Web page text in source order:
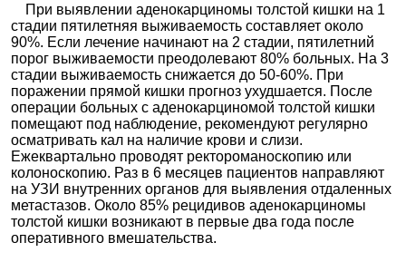
При выявлении аденокарциномы толстой кишки на 1
стадии пятилетняя выживаемость составляет около
90%. Если лечение начинают на 2 стадии, пятилетний
порог выживаемости преодолевают 80% больных. На 3
стадии выживаемость снижается до 50-60%. При
поражении прямой кишки прогноз ухудшается. После
операции больных с аденокарциномой толстой кишки
помещают под наблюдение, рекомендуют регулярно
осматривать кал на наличие крови и слизи.
Ежеквартально проводят ректороманоскопию или
колоноскопию. Раз в 6 месяцев пациентов направляют
на УЗИ внутренних органов для выявления отдаленных
метастазов. Около 85% рецидивов аденокарциномы
толстой кишки возникают в первые два года после
оперативного вмешательства.